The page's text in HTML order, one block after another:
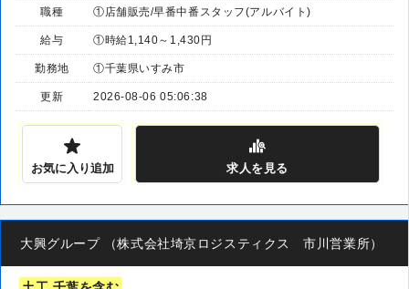
職種 ①店舗販売/早番中番スタッフ(アルバイト)
給与 ①時給1,140～1,430円
勤務地 ①千葉県いすみ市
更新 2026-08-06 05:06:38
お気に入り追加 求人を見る
大興グループ （株式会社埼京ロジスティクス 市川営業所）